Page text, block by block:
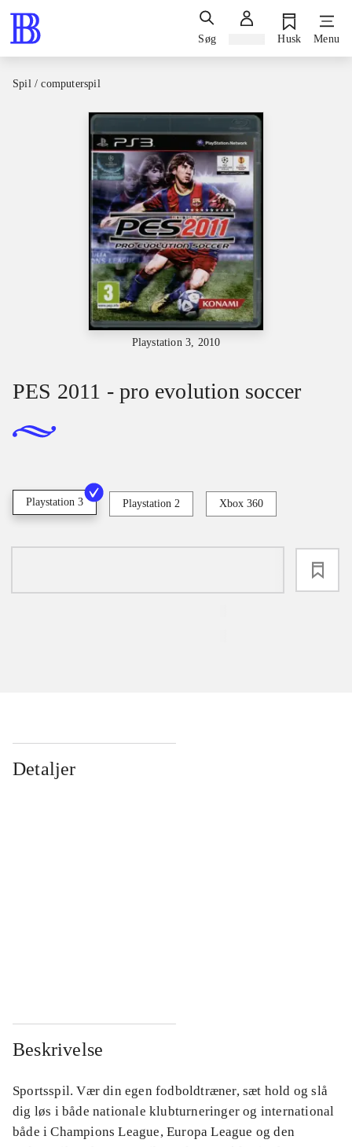
Søg Husk Menu
Spil / computerspil
Playstation 3, 2010
PES 2011 - pro evolution soccer
Playstation 3 Playstation 2 Xbox 360
Detaljer
Beskrivelse
Sportsspil. Vær din egen fodboldtræner, sæt hold og slå
dig løs i både nationale klubturneringer og international
både i Champions League, Europa League og den